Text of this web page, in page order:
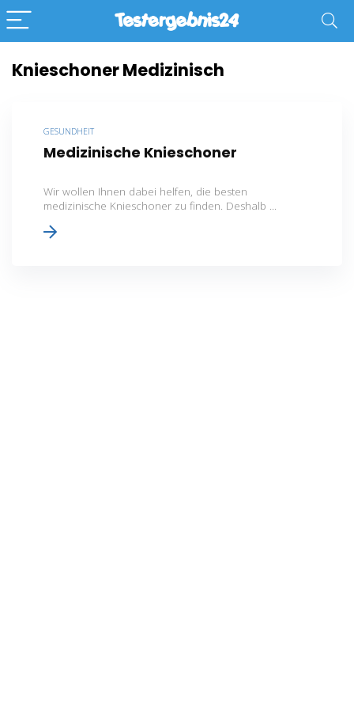
Knieschoner Medizinisch
GESUNDHEIT
Medizinische Knieschoner
Wir wollen Ihnen dabei helfen, die besten
medizinische Knieschoner zu finden. Deshalb ...